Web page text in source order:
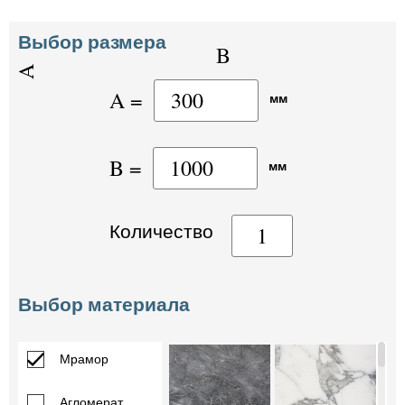
Выбор размера
A = мм
B = мм
Количество
Выбор материала
Мрамор
Агломерат